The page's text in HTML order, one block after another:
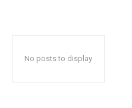
No posts to display